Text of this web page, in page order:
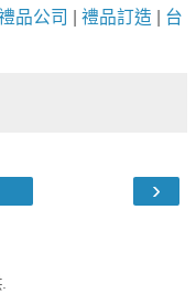
品公司 禮品訂造
台
›